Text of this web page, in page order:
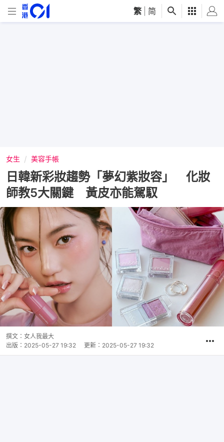
繁 简
女生 美容手帳
日韓新彩妝趨勢「夢幻紫妝容」 化妝
師教5大關鍵 黃皮亦能駕馭
撰文： 女人我最大
出版： 2025-05-27 19:32 更新： 2025-05-27 19:32